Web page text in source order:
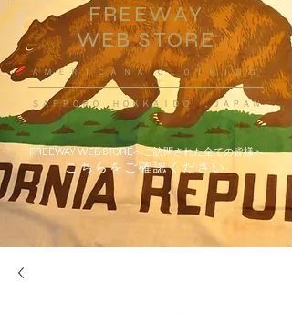
FREEWAY
WEB STORE
​ＡＭＥＲＩＣＡＮＡ ＣＬＯＴＨＩＮＧ
ＳＡＰＰＯＲＯ ＨＯＫＫＡＩＤＯ ，ＪＡＰＡＮ
FREEWAY WEB STOREへご訪問された全ての皆様へ
こちらをご確認ください